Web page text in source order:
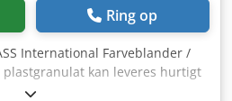
Ring op
International Farveblander /
kan leveres hurtigt
An Nor Eksempel: Blander MV 2